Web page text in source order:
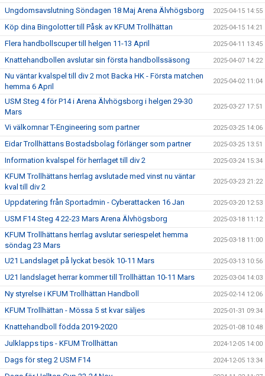
Ungdomsavslutning Söndagen 18 Maj Arena Älvhögsborg 2025-04-15 14:55
Köp dina Bingolotter till Påsk av KFUM Trollhättan 2025-04-15 14:21
Flera handbollscuper till helgen 11-13 April 2025-04-11 13:45
Knattehandbollen avslutar sin första handbollssäsong 2025-04-07 14:22
Nu väntar kvalspel till div 2 mot Backa HK - Första matchen
hemma 6 April
2025-04-02 11:04
USM Steg 4 för P14 i Arena Älvhögsborg i helgen 29-30
Mars
2025-03-27 17:51
Vi välkomnar T-Engineering som partner 2025-03-25 14:06
Eidar Trollhättans Bostadsbolag förlänger som partner 2025-03-25 13:51
Information kvalspel för herrlaget till div 2 2025-03-24 15:34
KFUM Trollhättans herrlag avslutade med vinst nu väntar
kval till div 2
2025-03-23 21:22
Uppdatering från Sportadmin - Cyberattacken 16 Jan 2025-03-20 12:53
USM F14 Steg 4 22-23 Mars Arena Älvhögsborg 2025-03-18 11:12
KFUM Trollhättans herrlag avslutar seriespelet hemma
söndag 23 Mars
2025-03-18 11:00
U21 Landslaget på lyckat besök 10-11 Mars 2025-03-13 10:56
U21 landslaget herrar kommer till Trollhättan 10-11 Mars 2025-03-04 14:03
Ny styrelse i KFUM Trollhättan Handboll 2025-02-14 12:06
KFUM Trollhättan - Mössa 5 st kvar säljes 2025-01-31 09:34
Knattehandboll födda 2019-2020 2025-01-08 10:48
Julklapps tips - KFUM Trollhättan 2024-12-05 14:00
Dags för steg 2 USM F14 2024-12-05 13:34